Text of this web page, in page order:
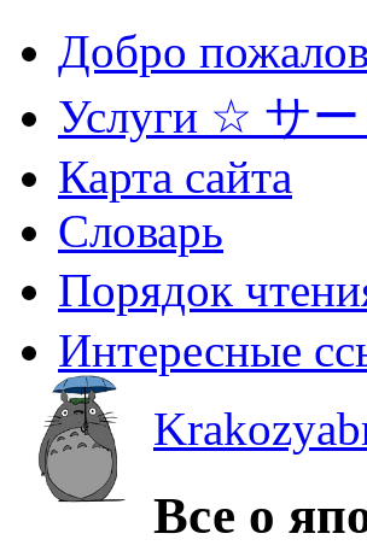
Добро
Услуги ☆ サ
Карта сайта
Словарь
Порядок
Интересные
Все о